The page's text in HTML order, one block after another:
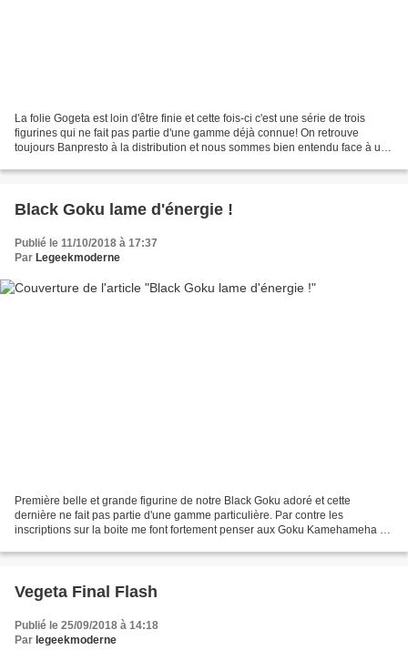
La folie Gogeta est loin d'être finie et cette fois-ci c'est une série de trois
figurines qui ne fait pas partie d'une gamme déjà connue! On retrouve
toujours Banpresto à la distribution et nous sommes bien entendu face à un
Black Goku lame d'énergie !
Publié le 11/10/2018 à 17:37
Par Legeekmoderne
Première belle et grande figurine de notre Black Goku adoré et cette
dernière ne fait pas partie d'une gamme particulière. Par contre les
inscriptions sur la boite me font fortement penser aux Goku Kamehameha et
Vegeta Final Flash
Publié le 25/09/2018 à 14:18
Par legeekmoderne